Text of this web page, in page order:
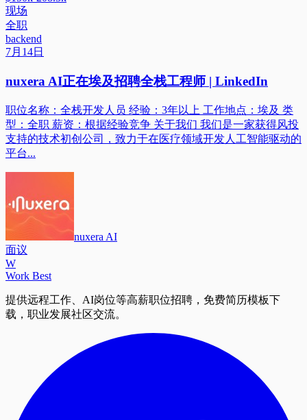
现场
全职
backend
7月14日
nuxera AI正在埃及招聘全栈工程师 | LinkedIn
职位名称：全栈开发人员 经验：3年以上 工作地点：埃及 类
型：全职 薪资：根据经验竞争 关于我们 我们是一家获得风投
支持的技术初创公司，致力于在医疗领域开发人工智能驱动的
平台...
nuxera AI
面议
W
Work Best
提供远程工作、AI岗位等高薪职位招聘，免费简历模板下
载，职业发展社区交流。